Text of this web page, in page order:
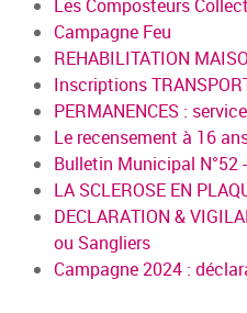
Les Composteurs
Campagne Feu
REHABILITATION
Inscriptions
PERMANENCES :
Le recensement à 16
Bulletin Municipal N°52
LA SCLEROSE EN
DECLARATION &
ou Sangliers
Campagne 2024 :